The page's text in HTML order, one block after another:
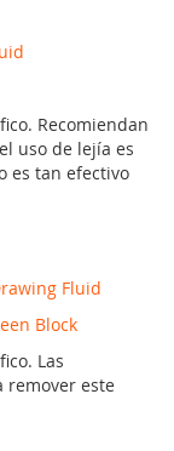
Recomiendan
uso de lejía es
es tan efectivo
Fluid
Block
Las
remover este